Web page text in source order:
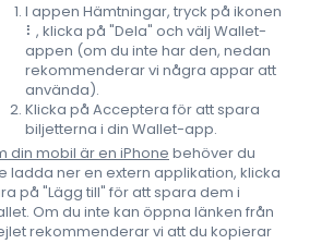
I appen Hämtningar, tryck på ikonen
⠇, klicka på "Dela" och välj Wallet-
appen (om du inte har den, nedan
rekommenderar vi några appar att
använda).
Klicka på Acceptera för att spara
biljetterna i din Wallet-app.
din mobil är en iPhone behöver du
ladda ner en extern applikation, klicka
på "Lägg till" för att spara dem i
Om du inte kan öppna länken från
rekommenderar vi att du kopierar